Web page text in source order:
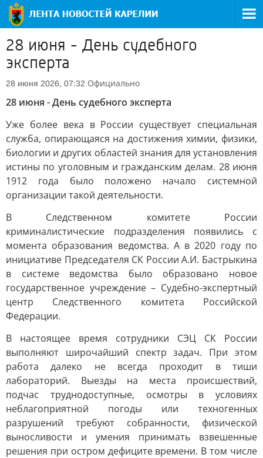
28 июня - День судебного
эксперта
28 июня 2026, 07:32 Официально
28 июня - День судебного эксперта
Уже более века в России существует специальная
служба, опирающаяся на достижения химии, физики,
биологии и других областей знания для установления
истины по уголовным и гражданским делам. 28 июня
1912 года было положено начало системной
организации такой деятельности.
В Следственном комитете России
криминалистические подразделения появились с
момента образования ведомства. А в 2020 году по
инициативе Председателя СК России А.И. Бастрыкина
в системе ведомства было образовано новое
государственное учреждение – Судебно-экспертный
центр Следственного комитета Российской
Федерации.
В настоящее время сотрудники СЭЦ СК России
выполняют широчайший спектр задач. При этом
работа далеко не всегда проходит в тиши
лабораторий. Выезды на места происшествий,
подчас труднодоступные, осмотры в условиях
неблагоприятной погоды или техногенных
разрушений требуют собранности, физической
выносливости и умения принимать взвешенные
решения при остром дефиците времени. В том числе